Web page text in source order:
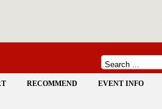
RECOMMEND EVENT INFO